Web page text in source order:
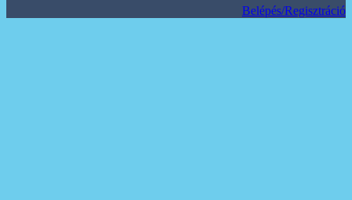
Belépés/Regisztráció